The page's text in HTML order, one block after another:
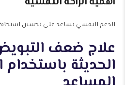
الدعم النفسي يساعد على تحسين
علاج ضعف
الحديثة باستخدام